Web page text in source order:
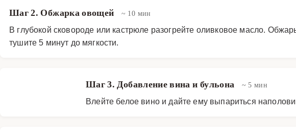
Шаг 2. Обжарка овощей ~ 10 мин
В глубокой сковороде или кастрюле разогрейте оливковое масло.
тушите 5 минут до мягкости.
Шаг 3. Добавление вина и бульона ~ 5 мин
Влейте белое вино и дайте ему выпариться